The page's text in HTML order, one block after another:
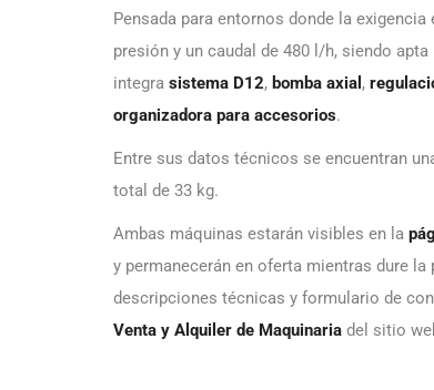
Pensada para entornos donde la
presión y un caudal de 480 l/h, siendo
integra sistema D12, bomba axial ,
organizadora para accesorios.
Entre sus datos técnicos se encuentran
total de 33 kg.
Ambas máquinas estarán visibles en la
y permanecerán en oferta mientras dure
descripciones técnicas y formulario de
Venta y Alquiler de Maquinaria del sitio